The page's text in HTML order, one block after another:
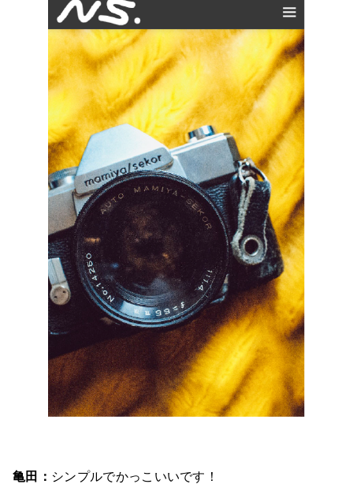
亀田： シンプルでかっこいいです！